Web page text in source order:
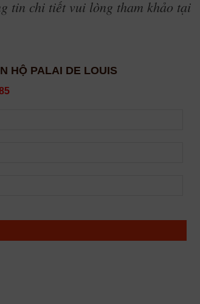
tin chi tiết vui lòng tham khảo tại
HỘ PALAI DE LOUIS